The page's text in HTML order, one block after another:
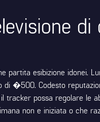
partita esibizione idonei.
�500. Codesto
possa regolare le
non e iniziata o che